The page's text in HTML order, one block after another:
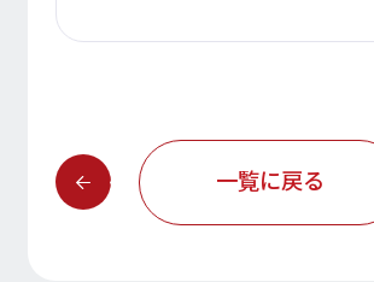
一覧に戻る